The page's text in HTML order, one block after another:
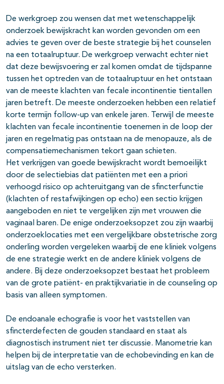
De werkgroep zou wensen dat met wetenschappelijk
onderzoek bewijskracht kan worden gevonden om een
advies te geven over de beste strategie bij het counselen
na een totaalruptuur. De werkgroep verwacht echter niet
dat deze bewijsvoering er zal komen omdat de tijdspanne
tussen het optreden van de totaalruptuur en het ontstaan
van de meeste klachten van fecale incontinentie tientallen
jaren betreft. De meeste onderzoeken hebben een relatief
korte termijn follow-up van enkele jaren. Terwijl de meeste
klachten van fecale incontinentie toenemen in de loop der
jaren en regelmatig pas ontstaan na de menopauze, als de
compensatiemechanismen tekort gaan schieten.
Het verkrijgen van goede bewijskracht wordt bemoeilijkt
door de selectiebias dat patiënten met een a priori
verhoogd risico op achteruitgang van de sfincterfunctie
(klachten of restafwijkingen op echo) een sectio krijgen
aangeboden en niet te vergelijken zijn met vrouwen die
vaginaal baren. De enige onderzoeksopzet zou zijn waarbij
onderzoeklocaties met een vergelijkbare obstetrische zorg
onderling worden vergeleken waarbij de ene kliniek volgens
de ene strategie werkt en de andere kliniek volgens de
andere. Bij deze onderzoeksopzet bestaat het probleem
van de grote patiënt- en praktijkvariatie in de counseling op
basis van alleen symptomen.
De endoanale echografie is voor het vaststellen van
sfincterdefecten de gouden standaard en staat als
diagnostisch instrument niet ter discussie. Manometrie kan
helpen bij de interpretatie van de echobevinding en kan de
uitslag van de echo versterken.